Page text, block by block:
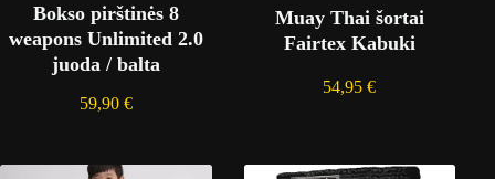
Bokso pirštinės 8
weapons Unlimited 2.0
juoda / balta
59,90 €
Muay Thai šortai
Fairtex Kabuki
54,95€